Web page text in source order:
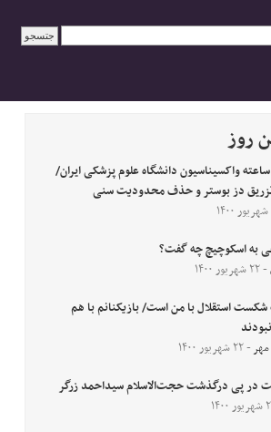
روز
مراکز ۲۴ ساعته واکسیناسیون دانشگاه علوم پزشکی ایران/
دز بوستر و حذف محدودیت سنی
به اسکوچیچ چه گفت؟
- ۲۲ شهریور ۱۴۰۰
استقلال با من است/ بازیکنانم با هم
- ۲۲ شهریور ۱۴۰۰
در پی درگذشت حجت‌الاسلام سیداحمد زرگر